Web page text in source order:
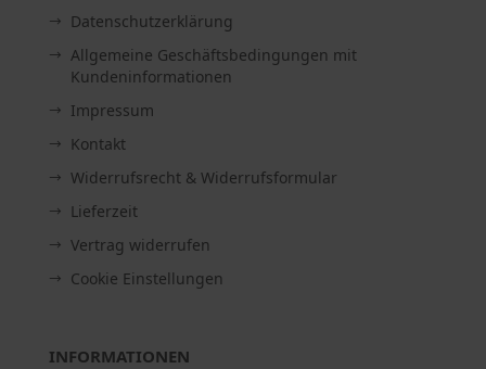
Datenschutzerklärung
Allgemeine Geschäftsbedingungen mit
Kundeninformationen
Impressum
Kontakt
Widerrufsrecht & Widerrufsformular
Lieferzeit
Vertrag widerrufen
Cookie Einstellungen
INFORMATIONEN